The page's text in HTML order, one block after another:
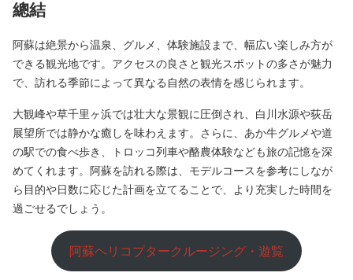
總結
阿蘇は絶景から温泉、グルメ、体験施設まで、幅広い楽しみ方が
できる観光地です。アクセスの良さと観光スポットの多さが魅力
で、訪れる季節によって異なる自然の表情を感じられます。
大観峰や草千里ヶ浜では壮大な景観に圧倒され、白川水源や荻岳
展望所では静かな癒しを味わえます。さらに、あか牛グルメや道
の駅での食べ歩き、トロッコ列車や酪農体験なども旅の記憶を深
めてくれます。阿蘇を訪れる際は、モデルコースを参考にしなが
ら目的や日数に応じた計画を立てることで、より充実した時間を
過ごせるでしょう。
阿蘇ヘリコプタークルージング・遊覧